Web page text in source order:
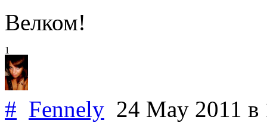
Велком!
1
# Fennely 24 May 2011 в